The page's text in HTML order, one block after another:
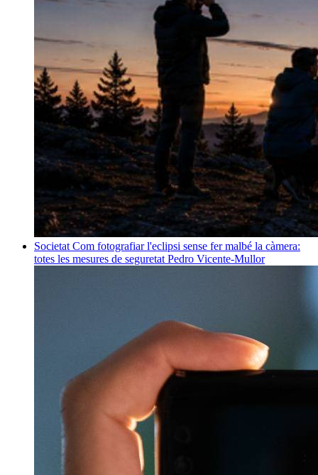
Societat Com fotografiar l'eclipsi sense fer malbé la càmera:
totes les mesures de seguretat Pedro Vicente-Mullor